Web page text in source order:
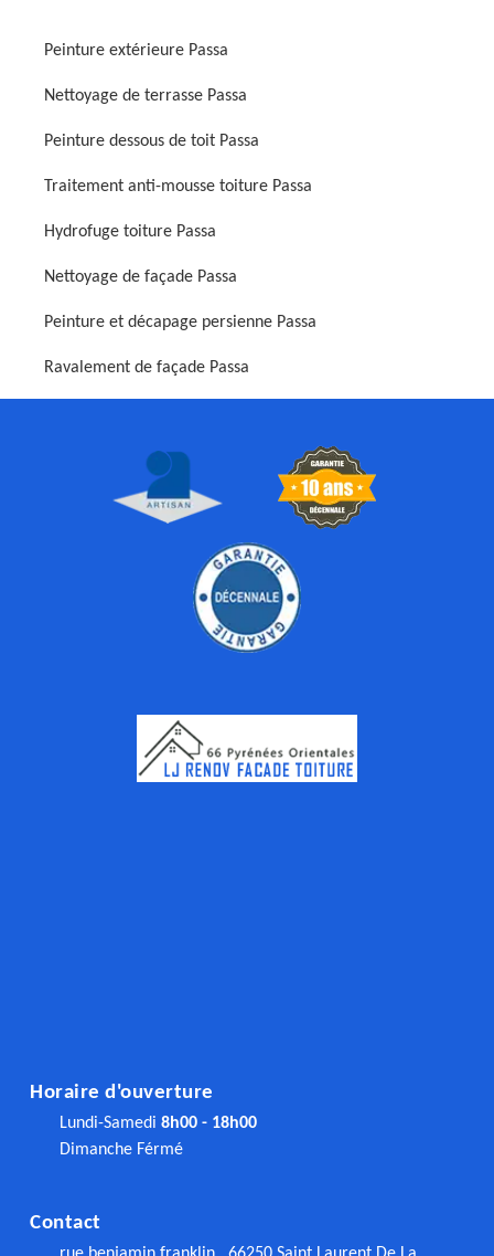
Peinture extérieure Passa
Nettoyage de terrasse Passa
Peinture dessous de toit Passa
Traitement anti-mousse toiture Passa
Hydrofuge toiture Passa
Nettoyage de façade Passa
Peinture et décapage persienne Passa
Ravalement de façade Passa
Horaire d'ouverture
Lundi-Samedi 8h00 - 18h00
Dimanche Férmé
Contact